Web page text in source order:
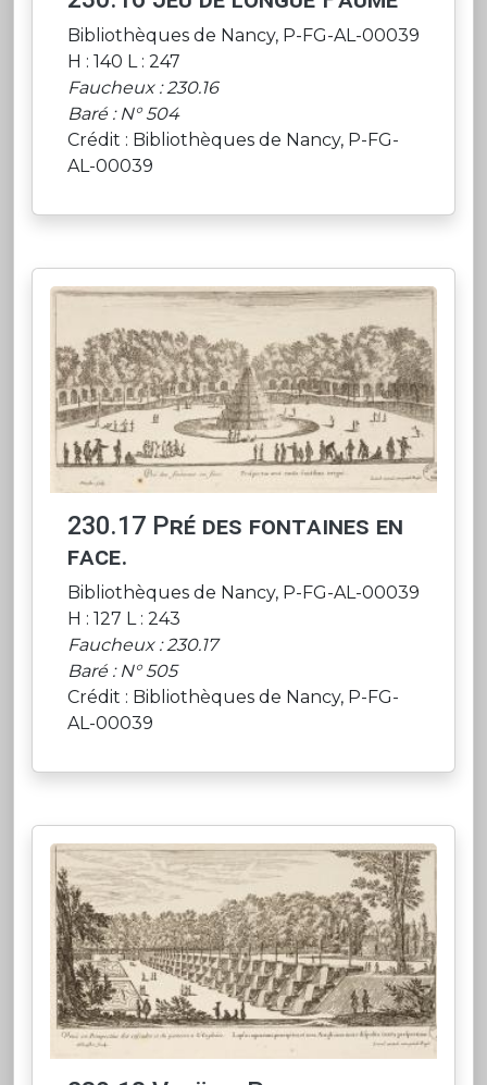
Bibliothèques de Nancy, P-FG-AL-00039
H : 140 L : 247
Faucheux : 230.16
Baré : N° 504
Crédit : Bibliothèques de Nancy, P-FG-
AL-00039
230.17 Pré des fontaines en
face.
Bibliothèques de Nancy, P-FG-AL-00039
H : 127 L : 243
Faucheux : 230.17
Baré : N° 505
Crédit : Bibliothèques de Nancy, P-FG-
AL-00039